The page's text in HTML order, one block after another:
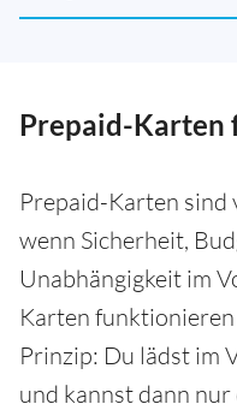
Prepaid-Karten
Prepaid-Karten sind
wenn Sicherheit,
Unabhängigkeit im
Karten
Prinzip: Du lädst im
und kannst dann